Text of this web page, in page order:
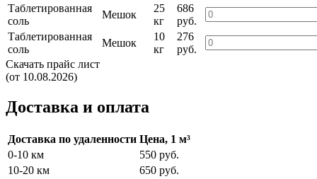
Таблетированная
соль
Мешок
25
кг
686
руб.
Таблетированная
соль
Мешок
10
кг
276
руб.
Скачать прайс лист
(от 10.08.2026)
Доставка и оплата
Доставка по удаленности Цена, 1 м³
0-10 км
550 руб.
10-20 км
650 руб.